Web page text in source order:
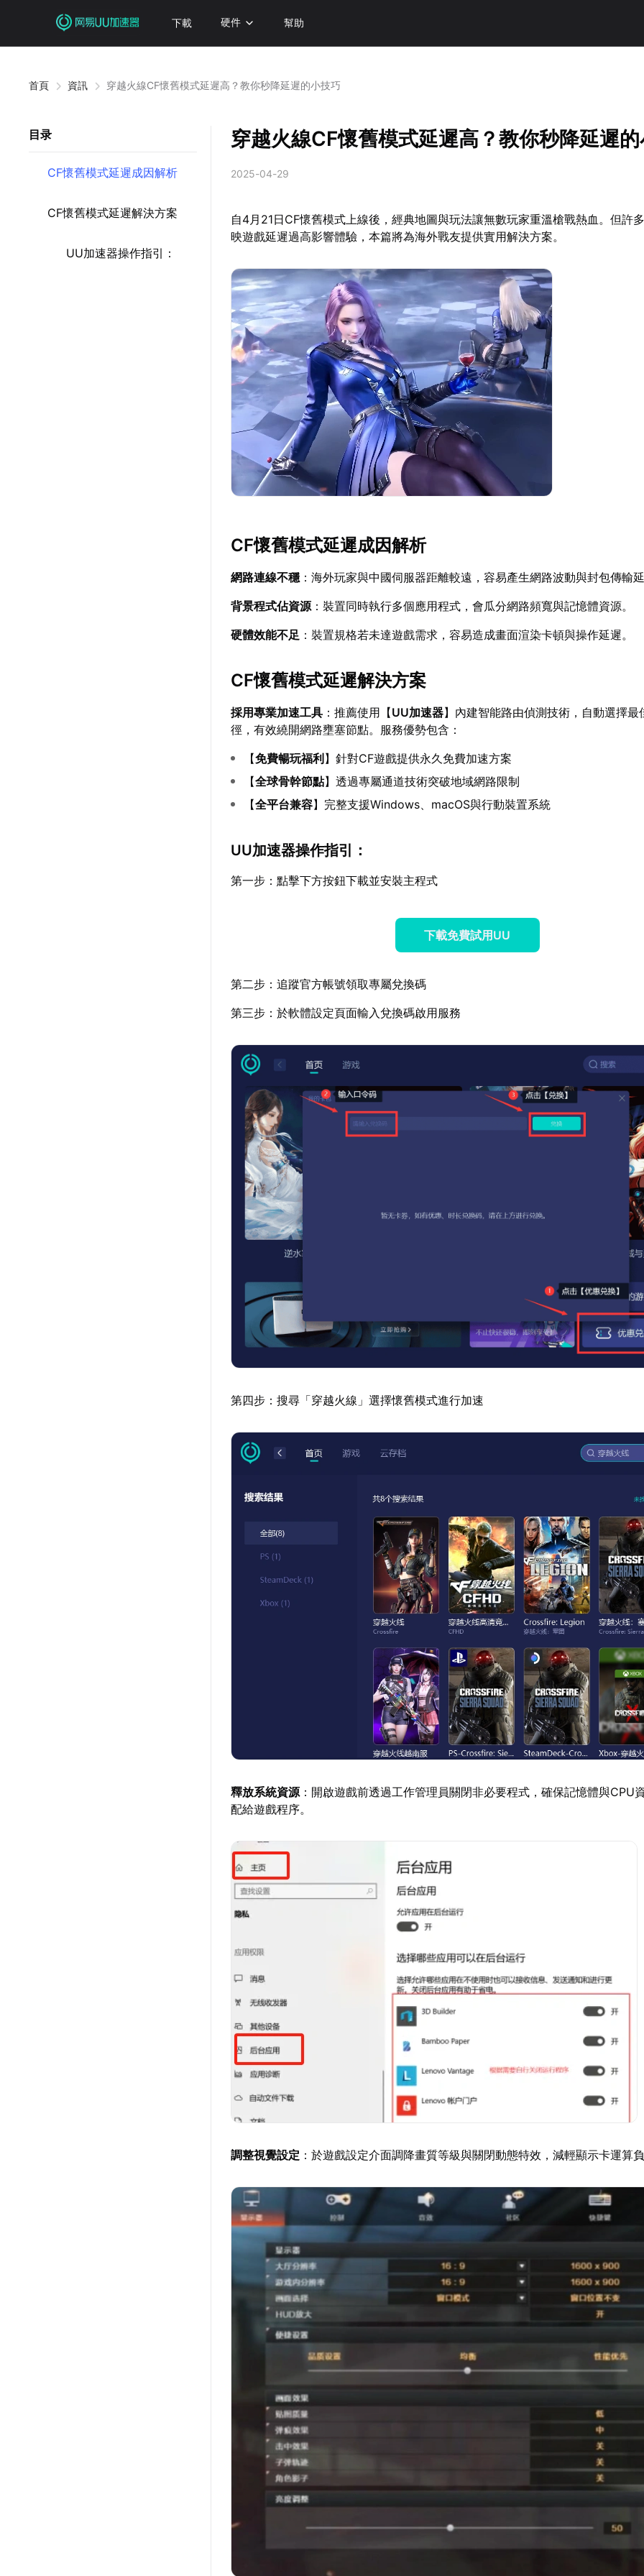
下載 硬件 幫助
首頁 資訊 穿越火線CF懷舊模式延遲高？教你秒降延遲的小技巧
目录
CF懷舊模式延遲成因解析
CF懷舊模式延遲解決方案
UU加速器操作指引：
穿越火線CF懷舊模式延遲高？教你秒降延遲
2025-04-29
自4月21日CF懷舊模式上線後，經典地圖與玩法讓無數玩家重溫槍戰熱血。但許
映遊戲延遲過高影響體驗，本篇將為海外戰友提供實用解決方案。
CF懷舊模式延遲成因解析
網路連線不穩：海外玩家與中國伺服器距離較遠，容易產生網路波動與封包傳輸
背景程式佔資源：裝置同時執行多個應用程式，會瓜分網路頻寬與記憶體資源。
硬體效能不足 ：裝置規格若未達遊戲需求，容易造成畫面渲染卡頓與操作延遲。
CF懷舊模式延遲解決方案
採用專業加速工具 ：推薦使用【UU加速器】內建智能路由偵測技術，自動選擇最
徑，有效繞開網路壅塞節點。服務優勢包含：
【免費暢玩福利 】針對CF遊戲提供永久免費加速方案
【全球骨幹節點】透過專屬通道技術突破地域網路限制
【全平台兼容】完整支援Windows、macOS與行動裝置系統
UU加速器操作指引 ：
第一步：點擊下方按鈕下載並安裝主程式
下載免費試用UU
第二步：追蹤官方帳號領取專屬兌換碼
第三步：於軟體設定頁面輸入兌換碼啟用服務
第四步：搜尋「穿越火線」選擇懷舊模式進行加速
釋放系統資源 ：開啟遊戲前透過工作管理員關閉非必要程式，確保記憶體與CPU
配給遊戲程序。
調整視覺設定 ：於遊戲設定介面調降畫質等級與關閉動態特效，減輕顯示卡運算